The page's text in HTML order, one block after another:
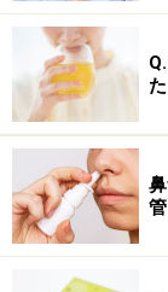
抗菌薬の
抗菌薬には、
ゆる角度から
はたらきがあ
細菌が増える
う。抗菌薬は